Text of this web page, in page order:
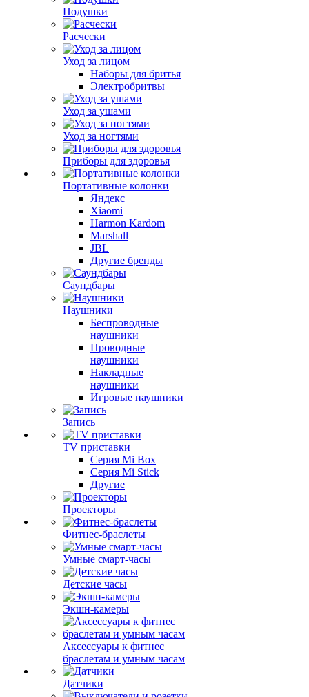
Подушки
Расчески
Уход за лицом
Наборы для бритья
Электробритвы
Уход за ушами
Уход за ногтями
Приборы для здоровья
Портативные колонки
Яндекс
Xiaomi
Harmon Kardom
Marshall
JBL
Другие бренды
Саундбары
Наушники
Беспроводные
наушники
Проводные
наушники
Накладные
наушники
Игровые наушники
Запись
TV приставки
Серия Mi Box
Серия Mi Stick
Другие
Проекторы
Фитнес-браслеты
Умные смарт-часы
Детские часы
Экшн-камеры
Аксессуары к фитнес
браслетам и умным часам
Датчики